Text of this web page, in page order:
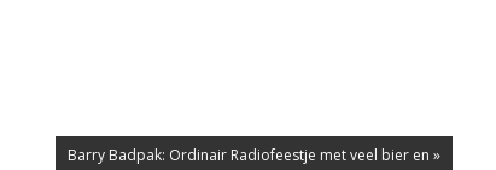
Barry Badpak: Ordinair Radiofeestje met veel bier en »